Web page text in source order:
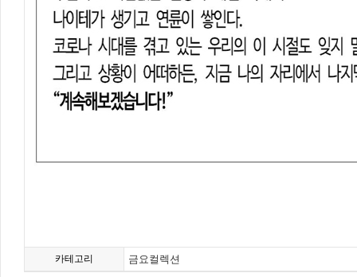
카테고리 금요컬렉션